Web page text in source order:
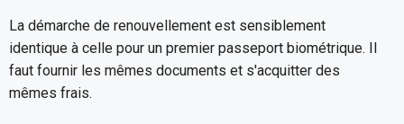
La démarche de renouvellement est sensiblement
identique à celle pour un premier passeport biométrique. Il
faut fournir les mêmes documents et s'acquitter des
mêmes frais.